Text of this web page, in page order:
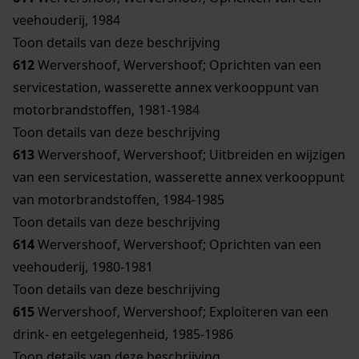
veehouderij, 1984
Toon details van deze beschrijving
612Wervershoof, Wervershoof; Oprichten van een
servicestation, wasserette annex verkooppunt van
motorbrandstoffen, 1981-1984
Toon details van deze beschrijving
613Wervershoof, Wervershoof; Uitbreiden en wijzigen
van een servicestation, wasserette annex verkooppunt
van motorbrandstoffen, 1984-1985
Toon details van deze beschrijving
614Wervershoof, Wervershoof; Oprichten van een
veehouderij, 1980-1981
Toon details van deze beschrijving
615Wervershoof, Wervershoof; Exploiteren van een
drink- en eetgelegenheid, 1985-1986